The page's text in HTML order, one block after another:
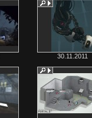
30.11.2011